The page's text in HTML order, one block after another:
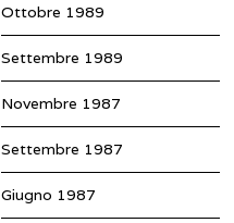
Ottobre 1989
Settembre 1989
Novembre 1987
Settembre 1987
Giugno 1987